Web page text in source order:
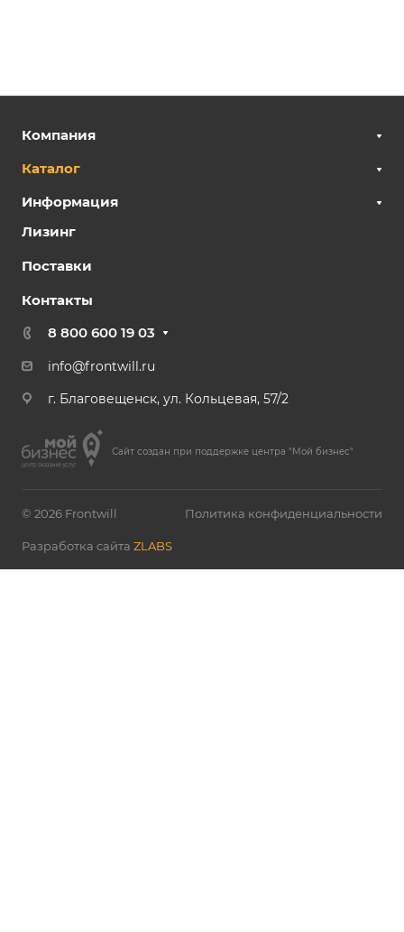
Компания
Каталог
Информация
Лизинг
Поставки
Контакты
8 800 600 19 03
info@frontwill.ru
г. Благовещенск, ул. Кольцевая, 57/2
Сайт создан при поддержке центра "Мой бизнес"
© 2026 Frontwill Политика конфиденциальности
Разработка сайта ZLABS